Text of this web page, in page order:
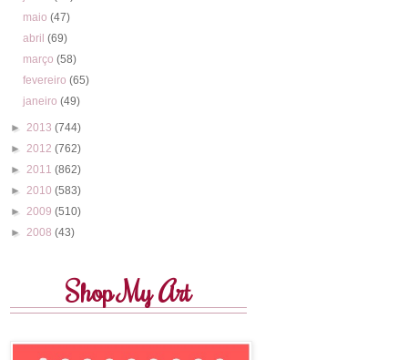
maio(47)
abril(69)
março(58)
fevereiro(65)
janeiro(49)
► 2013 (744)
► 2012 (762)
► 2011 (862)
► 2010 (583)
► 2009 (510)
► 2008 (43)
Shop My Art